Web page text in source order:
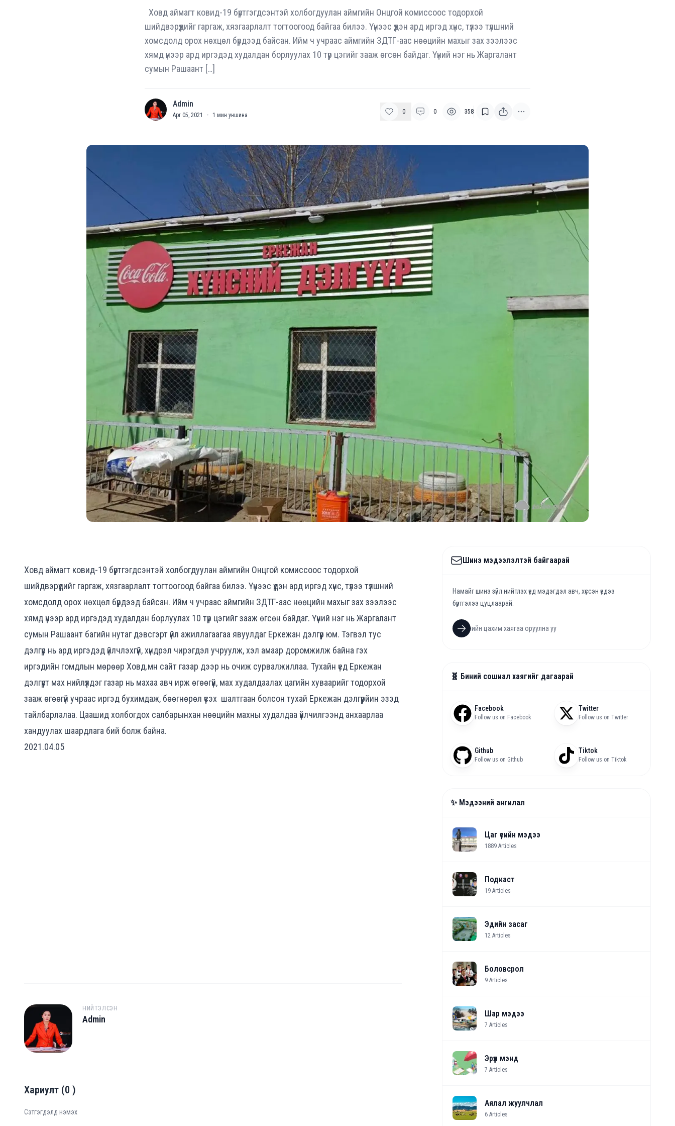
Ховд аймагт ковид-19 бүртгэгдсэнтэй холбогдуулан аймгийн Онцгой комиссоос тодорхой
шийдвэрүүдийг гаргаж, хязгаарлалт тогтоогоод байгаа билээ. Үүнээс үүдэн ард иргэд хүнс, түлээ түлшний
хомсдолд орох нөхцөл бүрдээд байсан. Ийм ч учраас аймгийн ЗДТГ-аас нөөцийн махыг зах зээлээс
хямд үнээр ард иргэдэд худалдан борлуулах 10 түр цэгийг зааж өгсөн байдаг. Үүний нэг нь Жаргалант
сумын Рашаант […]
A Admin
Apr 05, 2021 · 1 мин уншина 0 0 358
Ховд аймагт ковид-19 бүртгэгдсэнтэй холбогдуулан аймгийн Онцгой комиссоос тодорхой
шийдвэрүүдийг гаргаж, хязгаарлалт тогтоогоод байгаа билээ. Үүнээс үүдэн ард иргэд хүнс, түлээ түлшний
хомсдолд орох нөхцөл бүрдээд байсан. Ийм ч учраас аймгийн ЗДТГ-аас нөөцийн махыг зах зээлээс
хямд үнээр ард иргэдэд худалдан борлуулах 10 түр цэгийг зааж өгсөн байдаг. Үүний нэг нь Жаргалант
сумын Рашаант багийн нутаг дэвсгэрт үйл ажиллагаагаа явуулдаг Еркежан дэлгүүр юм. Тэгвэл тус
дэлгүүр нь ард иргэдэд үйлчлэхгүй, хүндрэл чирэгдэл учруулж, хэл амаар доромжилж байна гэх
иргэдийн гомдлын мөрөөр Ховд.мн сайт газар дээр нь очиж сурвалжиллаа. Тухайн үед Еркежан
дэлгүүрт мах нийлүүлдэг газар нь махаа авч ирж өгөөгүй, мах худалдаалах цагийн хуваарийг тодорхой
зааж өгөөгүй учраас иргэд бухимдаж, бөөгнөрөл үүсэх шалтгаан болсон тухай Еркежан дэлгүүрйин эзэд
тайлбарлалаа. Цаашид холбогдох салбарынхан нөөцийн махны худалдаа үйлчилгээнд анхаарлаа
хандуулах шаардлага бий болж байна.
2021.04.05
A
НИЙТЭЛСЭН
Admin
Хариулт (0 )
Шинэ мэдээлэлтэй байгаарай
Намайг шинэ зүйл нийтлэх үед мэдэгдэл авч, хүссэн үедээ
бүртгэлээ цуцлаарай.
🧬 Биний сошиал хаягийг дагаарай
Facebook
Follow us on Facebook
Twitter
Follow us on Twitter
Github
Follow us on Github
Tiktok
Follow us on Tiktok
✨ Мэдээний ангилал
Цаг үеийн мэдээ
1889 Articles
Подкаст
19 Articles
Эдийн засаг
12 Articles
Боловсрол
9 Articles
Шар мэдээ
7 Articles
Эрүүл мэнд
7 Articles
Аялал жуулчлал
6 Articles